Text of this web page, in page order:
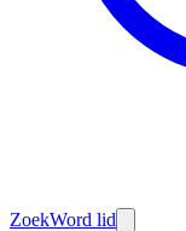
ZoekWord lid